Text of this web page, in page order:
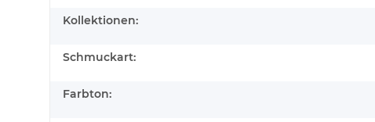
Kollektionen:
Schmuckart:
Farbton: